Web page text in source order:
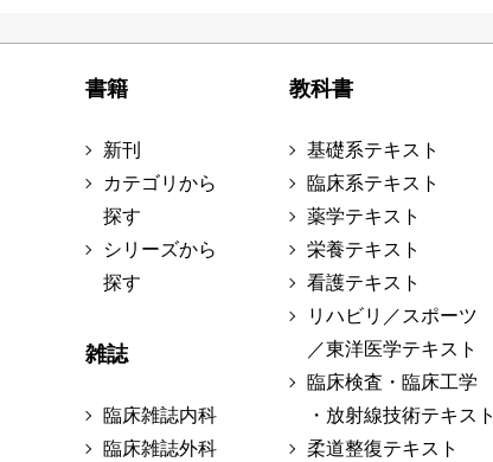
書籍
新刊
カテゴリから
探す
シリーズから
探す
雑誌
臨床雑誌内科
臨床雑誌外科
教科書
基礎系テキスト
臨床系テキスト
薬学テキスト
栄養テキスト
看護テキスト
リハビリ／スポーツ
／東洋医学テキスト
臨床検査・臨床工学
・放射線技術テキスト
柔道整復テキスト